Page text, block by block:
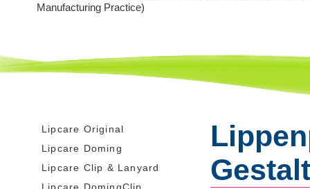
Manufacturing Practice)
Lipcare Original
Lipcare Doming
Lipcare Clip & Lanyard